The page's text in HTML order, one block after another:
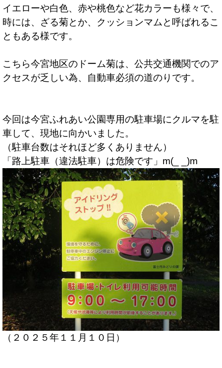
イエローや白色、赤や桃色など花カラーも様々で、
時には、ざる菊とか、クッションマムと呼ばれるこ
ともある様です。
こちら今宮地区のドーム菊は、公共交通機関でのア
クセスが乏しい為、自動車必須の道のりです。
今回は今宮ふれあい公園専用の駐車場にクルマを駐
車して、現地に向かいました。
（駐車台数はそれほど多くありません）
「路上駐車（違法駐車）は危険です」m(_ _)m
（２０２５年１１月１０日）